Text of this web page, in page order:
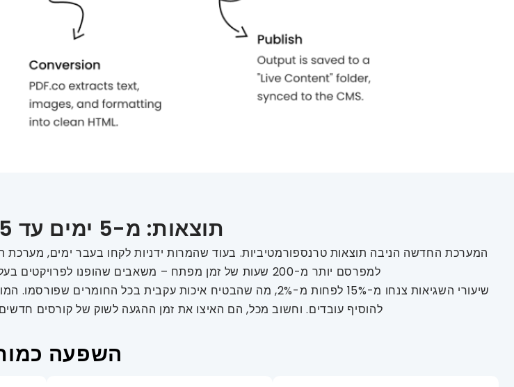
תוצאות: מ-5 ימים עד 5 דקות למסמך
המערכת החדשה הניבה תוצאות טרנספורמטיביות. בעוד שהמרות ידניות לקחו בעבר ימים,
למפרסם יותר מ-200 שעות של זמן מפתח – משאבים שהופנו לפרויקטים בעלי ערך גבוה יותר, כגון שיפור חוויית המשתמש בפלטפורמה.
שיעורי השגיאות צנחו מ-15% לפחות מ-2%, מה שהבטיח איכות עקבית
להוסיף עובדים. וחשוב מכל, הם האיצו את זמן ההגעה לשוק של קורסים
השפעה